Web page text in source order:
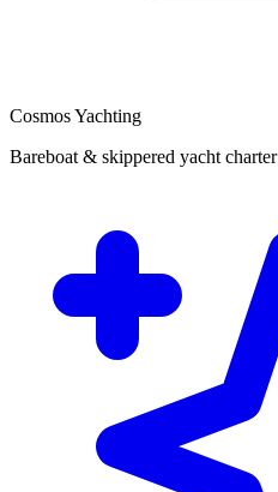
Cosmos Yachting
Bareboat & skippered yacht charter